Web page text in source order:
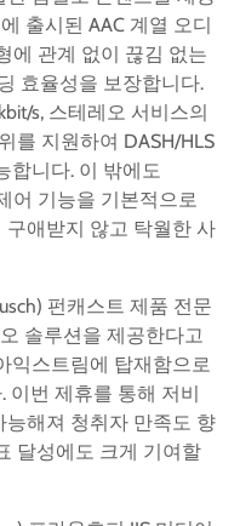
출시된 AAC 계열 오디
에 관계 없이 끊김 없는
효율성을 보장합니다.
s, 스테레오 서비스의
를 지원하여 DASH/HLS
합니다. 이 밖에도
어 기능을 기본적으로
애받지 않고 탁월한 사
펀캐스트 제품 전문
솔루션을 제공한다고
익스트림에 탑재함으로
이번 제휴를 통해 저비
해져 청취자 만족도 향
달성에도 크게 기여할